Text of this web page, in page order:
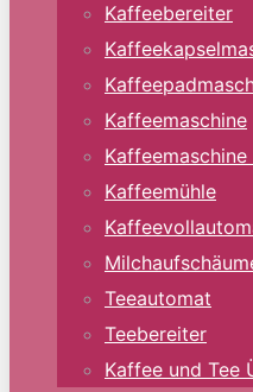
Kaffeebereiter
Kaffeemaschine
Kaffeemühle
Teeautomat
Teebereiter
Kaffee und Tee